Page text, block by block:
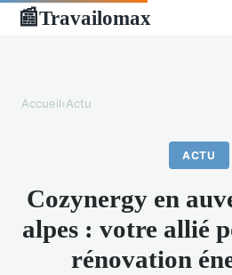
📰Travailomax
Accueil›Actu
ACTU
Cozynergy en
alpes : votre allié
rénovation